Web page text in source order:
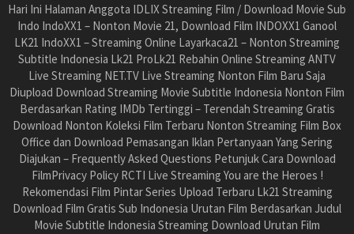
Hari Ini Halaman Anggota IDLIX Streaming Film / Download Movie Sub
Indo IndoXX1 – Nonton Movie 21, Download Film INDOXX1 Ganool
LK21 IndoXX1 – Streaming Online Layarkaca21 – Nonton Streaming
Subtitle Indonesia Lk21 ProLk21 Rebahin Online Streaming ANTV
Live Streaming NET.TV Live Streaming Nonton Film Baru Saja
Diupload Download Streaming Movie Subtitle Indonesia Nonton Film
Berdasarkan Rating IMDb Tertinggi – Terendah Streaming Gratis
Download Nonton Koleksi Film Terbaru Nonton Streaming Film Box
Office dan Download Pemasangan Iklan Pertanyaan Yang Sering
Diajukan – Frequently Asked Questions Petunjuk Cara Download
FilmPrivacy Policy RCTI Live Streaming You are the Heroes !
Rekomendasi Film Pintar Series Upload Terbaru Lk21 Streaming
Download Film Gratis Sub Indonesia Urutan Film Berdasarkan Judul
Movie Subtitle Indonesia Streaming Download Urutan Film